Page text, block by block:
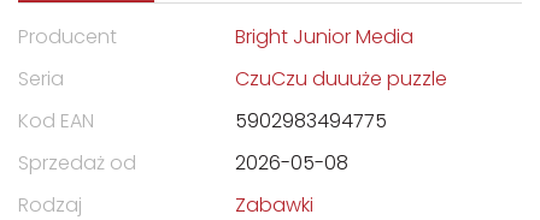
Producent
Bright Junior Media
Seria
CzuCzu duuuże puzzle
Kod EAN
5902983494775
Sprzedaż od
2026-05-08
Rodzaj
Zabawki